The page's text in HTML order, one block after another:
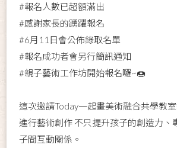
#報名人數已超額滿出
#感謝家長的踴躍報名
#6月11日會公佈錄取名單
#報名成功者會另行簡訊通知
#親子藝術工作坊開始報名囉~🍩
這次邀請Today一起畫美術融合共學教
進行藝術創作 不只提升孩子的創造力、
子間互動關係。